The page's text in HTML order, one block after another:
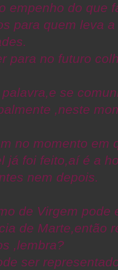
empenho do que
para quem leva
para no futuro
se
,neste
no momento em
já foi feito,aí é a
nem depois.
de Virgem pode
de Marte,então
,lembra?
ser